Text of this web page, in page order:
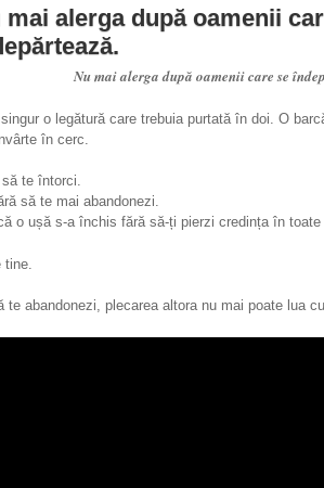
mai alerga după oamenii
Nu mai alerga după oamenii care se
o legătură care trebuia purtată în doi. O
în cerc.
te întorci.
să te mai abandonezi.
o ușă s-a închis fără să-ți pierzi credința în
tine.
te abandonezi, plecarea altora nu mai poate lua